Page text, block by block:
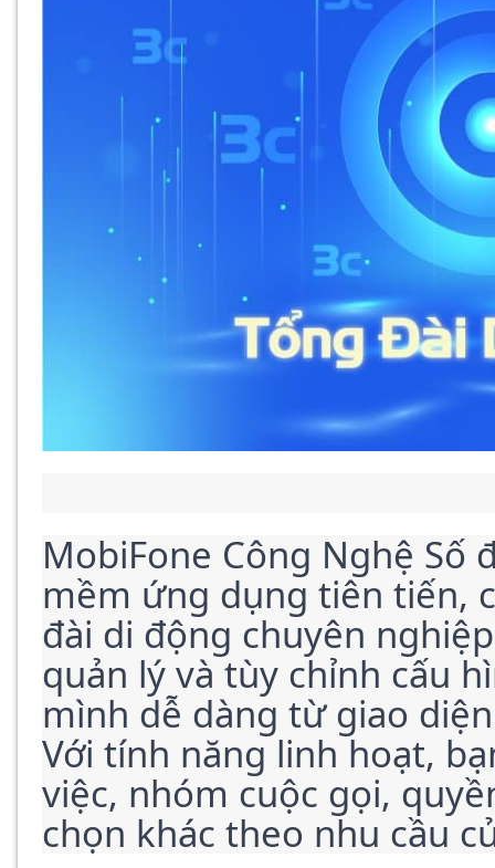
MobiFone Công Nghệ
mềm ứng dụng tiên tiến,
đài di động chuyên
quản lý và tùy chỉnh cấu
mình dễ dàng từ giao
Với tính năng linh hoạt,
việc, nhóm cuộc gọi,
chọn khác theo nhu cầu